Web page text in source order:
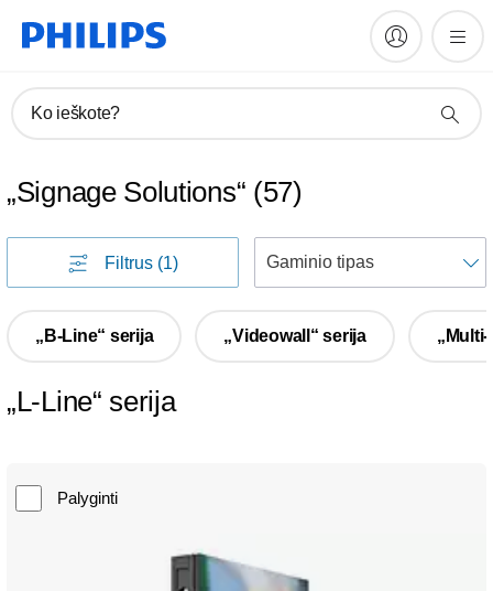
Ko ieškote?
„Signage Solutions“ (57)
Filtrus (1)
„B-Line“ serija „Videowall“ serija
„L-Line“ serija
Palyginti